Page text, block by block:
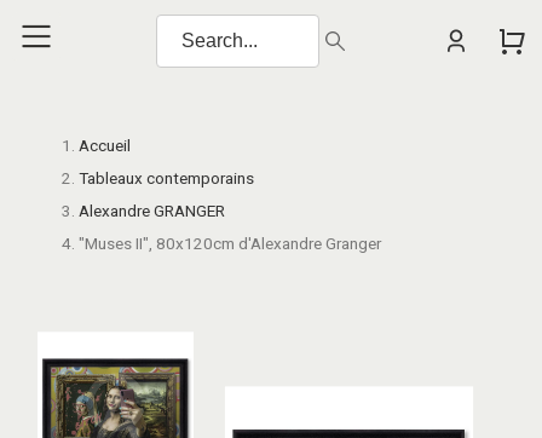
Accueil
Tableaux contemporains
Alexandre GRANGER
"Muses II", 80x120cm d'Alexandre Granger